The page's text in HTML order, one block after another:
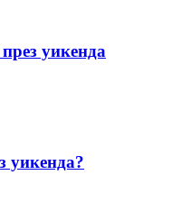
уикенда
уикенда?